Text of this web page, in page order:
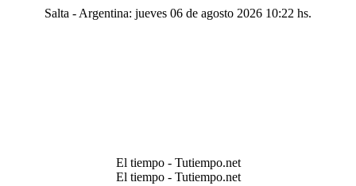
Salta - Argentina: jueves 06 de agosto 2026 10:22 hs.
El tiempo - Tutiempo.net
El tiempo - Tutiempo.net